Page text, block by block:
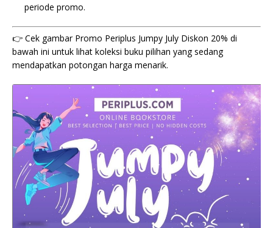
periode promo.
👉 Cek gambar Promo Periplus Jumpy July Diskon 20% di
bawah ini untuk lihat koleksi buku pilihan yang sedang
mendapatkan potongan harga menarik.